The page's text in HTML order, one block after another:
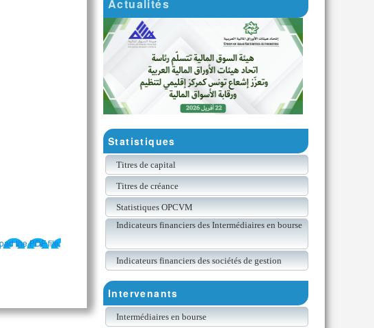
the PDF file.
Actualités
Statistiques
Titres de capital
Titres de créance
Statistiques OPCVM
Indicateurs financiers des Intermédiaires en bourse
Indicateurs financiers des sociétés de gestion
Intervenants
Intermédiaires en bourse